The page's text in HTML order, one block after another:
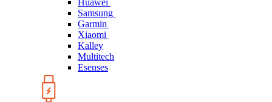
Huawei
Samsung
Garmin
Xiaomi
Kalley
Multitech
Esenses